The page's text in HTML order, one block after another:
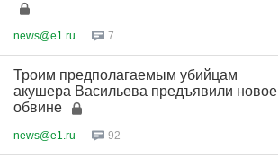
news@e1.ru 7
Троим предполагаемым убийцам
акушера Васильева предъявили новое
обвине
news@e1.ru 92